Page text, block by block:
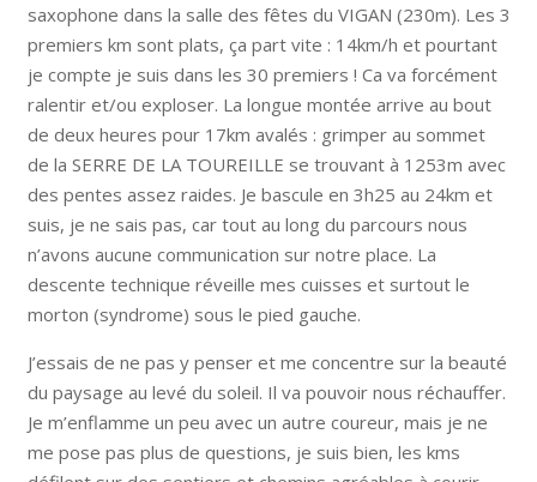
saxophone dans la salle des fêtes du VIGAN (230m). Les 3
premiers km sont plats, ça part vite : 14km/h et pourtant
je compte je suis dans les 30 premiers ! Ca va forcément
ralentir et/ou exploser. La longue montée arrive au bout
de deux heures pour 17km avalés : grimper au sommet
de la SERRE DE LA TOUREILLE se trouvant à 1253m avec
des pentes assez raides. Je bascule en 3h25 au 24km et
suis, je ne sais pas, car tout au long du parcours nous
n’avons aucune communication sur notre place. La
descente technique réveille mes cuisses et surtout le
morton (syndrome) sous le pied gauche.
J’essais de ne pas y penser et me concentre sur la beauté
du paysage au levé du soleil. Il va pouvoir nous réchauffer.
Je m’enflamme un peu avec un autre coureur, mais je ne
me pose pas plus de questions, je suis bien, les kms